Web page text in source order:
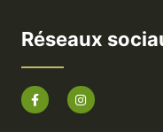
Réseaux